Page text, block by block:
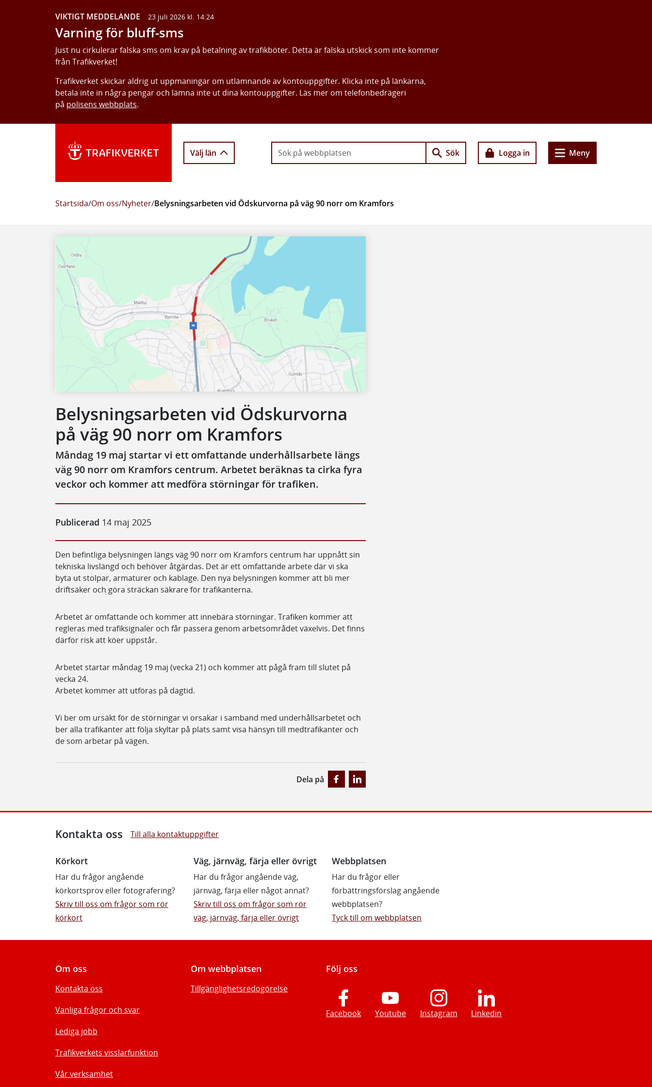
VIKTIGT MEDDELANDE 23 juli 2026 kl. 14:24
Varning för bluff-sms
Just nu cirkulerar falska sms om krav på betalning av trafikböter. Detta är falska utskick som inte kommer
från Trafikverket!
Trafikverket skickar aldrig ut uppmaningar om utlämnande av kontouppgifter. Klicka inte på länkarna,
betala inte in några pengar och lämna inte ut dina kontouppgifter. Läs mer om telefonbedrägeri
på polisens webbplats.
Välj län Sök Logga in Meny
Startsida/Om oss/Nyheter/Belysningsarbeten vid Ödskurvorna på väg 90 norr om Kramfors
Belysningsarbeten vid Ödskurvorna
på väg 90 norr om Kramfors
Måndag 19 maj startar vi ett omfattande underhållsarbete längs
väg 90 norr om Kramfors centrum. Arbetet beräknas ta cirka fyra
veckor och kommer att medföra störningar för trafiken.
Publicerad 14 maj 2025
Den befintliga belysningen längs väg 90 norr om Kramfors centrum har uppnått sin
tekniska livslängd och behöver åtgärdas. Det är ett omfattande arbete där vi ska
byta ut stolpar, armaturer och kablage. Den nya belysningen kommer att bli mer
driftsäker och göra sträckan säkrare för trafikanterna.
Arbetet är omfattande och kommer att innebära störningar. Trafiken kommer att
regleras med trafiksignaler och får passera genom arbetsområdet växelvis. Det finns
därför risk att köer uppstår.
Arbetet startar måndag 19 maj (vecka 21) och kommer att pågå fram till slutet på
vecka 24.
Arbetet kommer att utföras på dagtid.
Vi ber om ursäkt för de störningar vi orsakar i samband med underhållsarbetet och
ber alla trafikanter att följa skyltar på plats samt visa hänsyn till medtrafikanter och
de som arbetar på vägen.
Dela på
Kontakta oss Till alla kontaktuppgifter
Körkort
Har du frågor angående
körkortsprov eller fotografering?
Skriv till oss om frågor som rör
körkort
Väg, järnväg, färja eller övrigt
Har du frågor angående väg,
järnväg, färja eller något annat?
Skriv till oss om frågor som rör
väg, järnväg, färja eller övrigt
Webbplatsen
Har du frågor eller
förbättringsförslag angående
webbplatsen?
Tyck till om webbplatsen
Om oss
Kontakta oss
Vanliga frågor och svar
Lediga jobb
Trafikverkets visslarfunktion
Vår verksamhet
Om webbplatsen
Tillgänglighetsredogörelse
Följ oss
Facebook Youtube Instagram Linkedin